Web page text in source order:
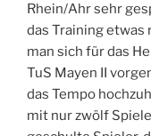
Rhein/Ahr sehr
das Training etwas
man sich für das
TuS Mayen II
das Tempo
mit nur zwölf